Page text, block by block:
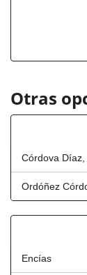
Otras
Córdova
Ordóñez
Encías